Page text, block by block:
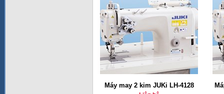
Máy may 2 kim JUKi LH-4128